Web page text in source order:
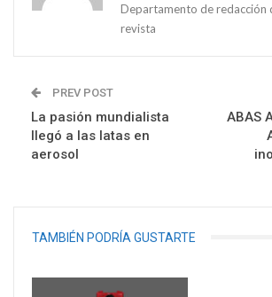
Departamento de redacción
revista
PREV POST
La pasión mundialista
llegó a las latas en
aerosol
ABAS
TAMBIÉN PODRÍA GUSTARTE